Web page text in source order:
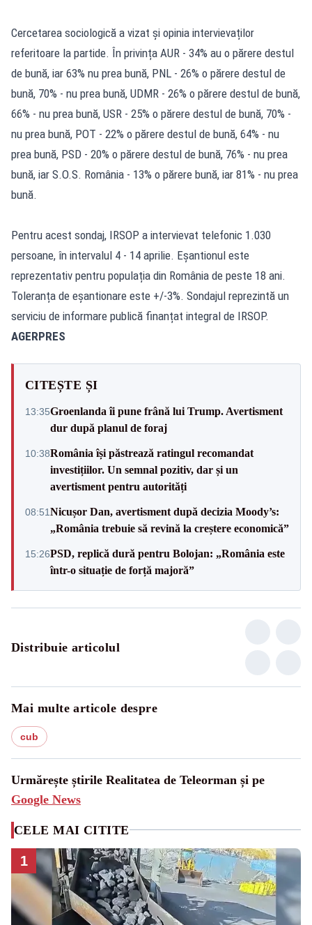
Cercetarea sociologică a vizat și opinia intervievaților
referitoare la partide. În privința AUR - 34% au o părere destul
de bună, iar 63% nu prea bună, PNL - 26% o părere destul de
bună, 70% - nu prea bună, UDMR - 26% o părere destul de bună,
66% - nu prea bună, USR - 25% o părere destul de bună, 70% -
nu prea bună, POT - 22% o părere destul de bună, 64% - nu
prea bună, PSD - 20% o părere destul de bună, 76% - nu prea
bună, iar S.O.S. România - 13% o părere bună, iar 81% - nu prea
bună.
Pentru acest sondaj, IRSOP a intervievat telefonic 1.030
persoane, în intervalul 4 - 14 aprilie. Eșantionul este
reprezentativ pentru populația din România de peste 18 ani.
Toleranța de eșantionare este +/-3%. Sondajul reprezintă un
serviciu de informare publică finanțat integral de IRSOP.
AGERPRES
CITEȘTE ȘI
13:35Groenlanda îi pune frână lui Trump. Avertisment
dur după planul de foraj
10:38România își păstrează ratingul recomandat
investițiilor. Un semnal pozitiv, dar și un
avertisment pentru autorități
08:51Nicușor Dan, avertisment după decizia Moody’s:
„România trebuie să revină la creștere economică”
15:26PSD, replică dură pentru Bolojan: „România este
într-o situație de forță majoră”
Distribuie articolul
Mai multe articole despre
cub
Urmărește știrile Realitatea de Teleorman și pe
Google News
CELE MAI CITITE
1